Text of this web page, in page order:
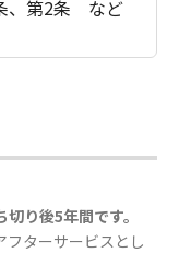
、第2条 など
り後5年間です。
フターサービスとし